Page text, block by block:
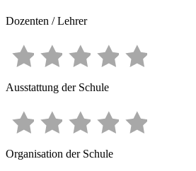
Dozenten / Lehrer
Ausstattung der Schule
Organisation der Schule